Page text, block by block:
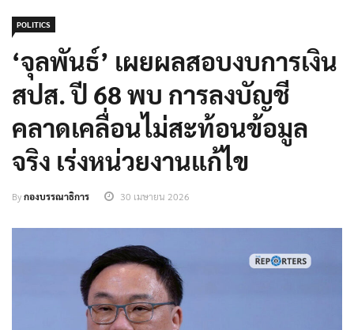
POLITICS
‘จุลพันธ์’ เผยผลสอบงบการเงิน
สปส. ปี 68 พบ การลงบัญชี
คลาดเคลื่อนไม่สะท้อนข้อมูล
จริง เร่งหน่วยงานแก้ไข
Byกองบรรณาธิการ 30 เมษายน 2026